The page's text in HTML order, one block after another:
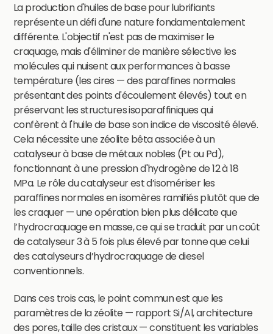
La production d'huiles de base pour lubrifiants
représente un défi d'une nature fondamentalement
différente. L'objectif n'est pas de maximiser le
craquage, mais d'éliminer de manière sélective les
molécules qui nuisent aux performances à basse
température (les cires — des paraffines normales
présentant des points d'écoulement élevés) tout en
préservant les structures isoparaffiniques qui
confèrent à l'huile de base son indice de viscosité élevé.
Cela nécessite une zéolite bêta associée à un
catalyseur à base de métaux nobles (Pt ou Pd),
fonctionnant à une pression d'hydrogène de 12 à 18
MPa. Le rôle du catalyseur est d’isomériser les
paraffines normales en isomères ramifiés plutôt que de
les craquer — une opération bien plus délicate que
l’hydrocraquage en masse, ce qui se traduit par un coût
de catalyseur 3 à 5 fois plus élevé par tonne que celui
des catalyseurs d’hydrocraquage de diesel
conventionnels.
Dans ces trois cas, le point commun est que les
paramètres de la zéolite — rapport Si/Al, architecture
des pores, taille des cristaux — constituent les variables